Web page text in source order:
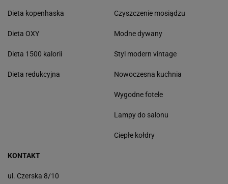
Dieta kopenhaska
Dieta OXY
Dieta 1500 kalorii
Dieta redukcyjna
Czyszczenie mosiądzu
Modne dywany
Styl modern vintage
Nowoczesna kuchnia
Wygodne fotele
Lampy do salonu
Ciepłe kołdry
KONTAKT
ul. Czerska 8/10